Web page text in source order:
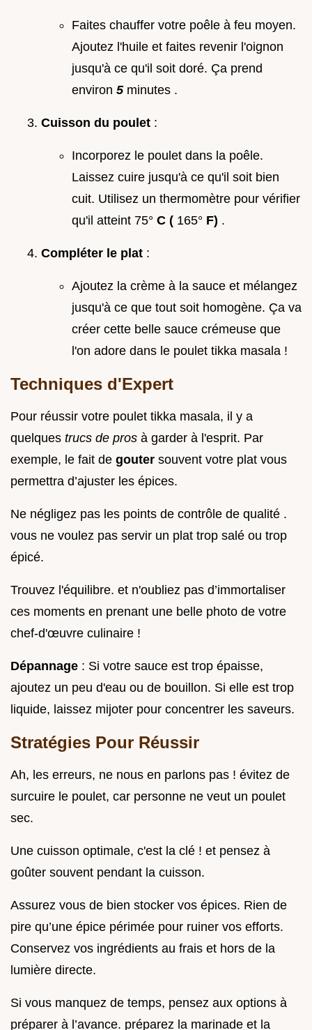
Faites chauffer votre poêle à feu moyen.
Ajoutez l'huile et faites revenir l'oignon
jusqu'à ce qu'il soit doré. Ça prend
environ 5 minutes .
Cuisson du poulet :
Incorporez le poulet dans la poêle.
Laissez cuire jusqu'à ce qu'il soit bien
cuit. Utilisez un thermomètre pour vérifier
qu'il atteint 75° C ( 165° F) .
Compléter le plat :
Ajoutez la crème à la sauce et mélangez
jusqu'à ce que tout soit homogène. Ça va
créer cette belle sauce crémeuse que
l'on adore dans le poulet tikka masala !
Techniques d'Expert
Pour réussir votre poulet tikka masala, il y a
quelques trucs de pros à garder à l'esprit. Par
exemple, le fait de gouter souvent votre plat vous
permettra d’ajuster les épices.
Ne négligez pas les points de contrôle de qualité .
vous ne voulez pas servir un plat trop salé ou trop
épicé.
Trouvez l'équilibre. et n'oubliez pas d’immortaliser
ces moments en prenant une belle photo de votre
chef-d'œuvre culinaire !
Dépannage : Si votre sauce est trop épaisse,
ajoutez un peu d'eau ou de bouillon. Si elle est trop
liquide, laissez mijoter pour concentrer les saveurs.
Stratégies Pour Réussir
Ah, les erreurs, ne nous en parlons pas ! évitez de
surcuire le poulet, car personne ne veut un poulet
sec.
Une cuisson optimale, c'est la clé ! et pensez à
goûter souvent pendant la cuisson.
Assurez vous de bien stocker vos épices. Rien de
pire qu’une épice périmée pour ruiner vos efforts.
Conservez vos ingrédients au frais et hors de la
lumière directe.
Si vous manquez de temps, pensez aux options à
préparer à l’avance. préparez la marinade et la